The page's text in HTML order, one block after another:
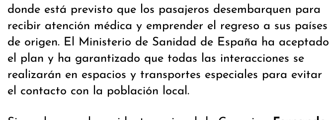
donde está previsto que los pasajeros desembarquen para
recibir atención médica y emprender el regreso a sus países
de origen. El Ministerio de Sanidad de España ha aceptado
el plan y ha garantizado que todas las interacciones se
realizarán en espacios y transportes especiales para evitar
el contacto con la población local.